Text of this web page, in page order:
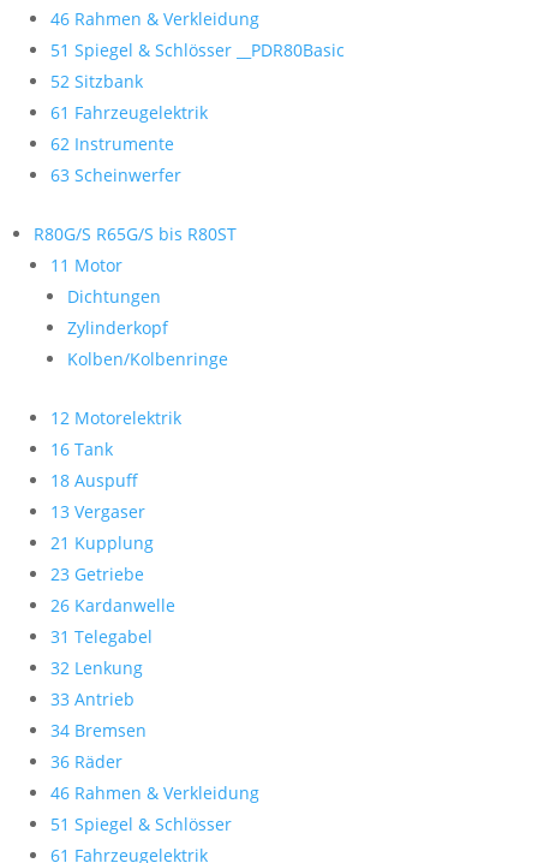
46 Rahmen & Verkleidung
51 Spiegel & Schlösser __PDR80Basic
52 Sitzbank
61 Fahrzeugelektrik
62 Instrumente
63 Scheinwerfer
R80G/S R65G/S bis R80ST
11 Motor
Dichtungen
Zylinderkopf
Kolben/Kolbenringe
12 Motorelektrik
16 Tank
18 Auspuff
13 Vergaser
21 Kupplung
23 Getriebe
26 Kardanwelle
31 Telegabel
32 Lenkung
33 Antrieb
34 Bremsen
36 Räder
46 Rahmen & Verkleidung
51 Spiegel & Schlösser
61 Fahrzeugelektrik